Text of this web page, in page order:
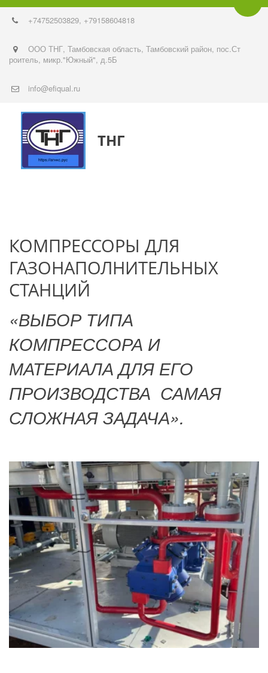
+74752503829, +79158604818
ООО ТНГ, Тамбовская область, Тамбовский район, пос.Ст
роитель, микр."Южный", д.5Б
info@efiqual.ru
ТНГ
КОМПРЕССОРЫ ДЛЯ
ГАЗОНАПОЛНИТЕЛЬНЫХ
СТАНЦИЙ
«ВЫБОР ТИПА
КОМПРЕССОРА И
МАТЕРИАЛА ДЛЯ ЕГО
ПРОИЗВОДСТВА  САМАЯ
СЛОЖНАЯ ЗАДАЧА».